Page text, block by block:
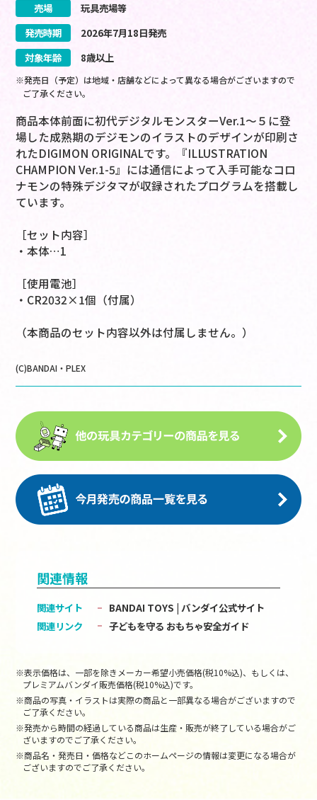
売場
玩具売場等
発売時期
2026年7月18日発売
対象年齢
8歳以上
※発売日（予定）は地域・店舗などによって異なる場合がございますので
ご了承ください。
商品本体前面に初代デジタルモンスターVer.1～５に登
場した成熟期のデジモンのイラストのデザインが印刷さ
れたDIGIMON ORIGINALです。『ILLUSTRATION
CHAMPION Ver.1-5』には通信によって入手可能なコロ
ナモンの特殊デジタマが収録されたプログラムを搭載し
ています。
［セット内容］
・本体…1
［使用電池］
・CR2032×1個（付属）
（本商品のセット内容以外は付属しません。）
(C)BANDAI・PLEX
関連情報
関連サイト
BANDAI TOYS | バンダイ公式サイト
関連リンク
子どもを守る おもちゃ安全ガイド
※表示価格は、一部を除きメーカー希望小売価格(税10%込)、もしくは、
プレミアムバンダイ販売価格(税10%込)です。
※商品の写真・イラストは実際の商品と一部異なる場合がございますので
ご了承ください。
※発売から時間の経過している商品は生産・販売が終了している場合がご
ざいますのでご了承ください。
※商品名・発売日・価格などこのホームページの情報は変更になる場合が
ございますのでご了承ください。